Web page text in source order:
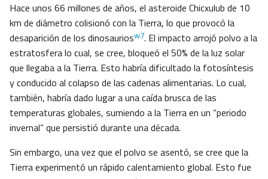
Hace unos 66 millones de años, el asteroide Chicxulub de 10
km de diámetro colisionó con la Tierra, lo que provocó la
desaparición de los dinosauriosw7. El impacto arrojó polvo a la
estratosfera lo cual, se cree, bloqueó el 50% de la luz solar
que llegaba a la Tierra. Esto habría dificultado la fotosíntesis
y conducido al colapso de las cadenas alimentarias. Lo cual,
también, habría dado lugar a una caída brusca de las
temperaturas globales, sumiendo a la Tierra en un “periodo
invernal” que persistió durante una década.
Sin embargo, una vez que el polvo se asentó, se cree que la
Tierra experimentó un rápido calentamiento global. Esto fue